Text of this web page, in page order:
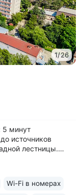
1/26
5 минут
источников
лестницы.
водой: вода
Wi-Fi в номерах